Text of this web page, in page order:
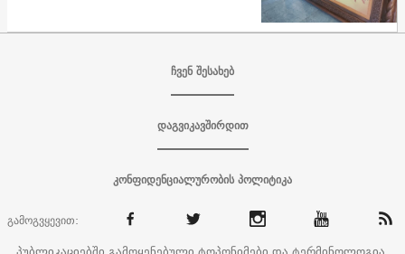
ჩვენ შესახებ
დაგვიკავშირდით
კონფიდენციალურობის პოლიტიკა
გამოგვყევით: